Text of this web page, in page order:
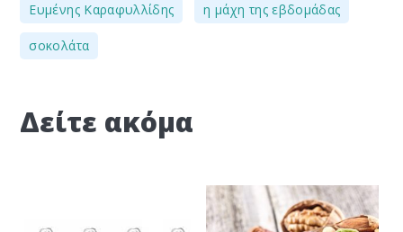
Ευμένης Καραφυλλίδης η μάχη της εβδομάδας
σοκολάτα
Δείτε ακόμα